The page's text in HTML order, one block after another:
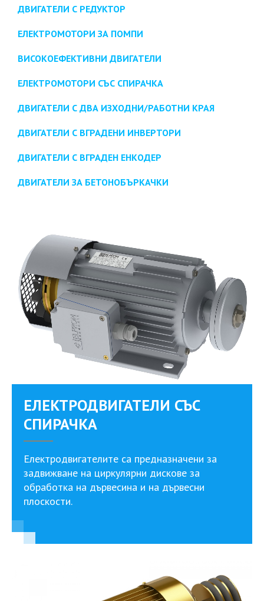
ДВИГАТЕЛИ С РЕДУКТОР
ЕЛЕКТРОМОТОРИ ЗА ПОМПИ
ВИСОКОЕФЕКТИВНИ ДВИГАТЕЛИ
ЕЛЕКТРОМОТОРИ СЪС СПИРАЧКА
ДВИГАТЕЛИ С ДВА ИЗХОДНИ/РАБОТНИ КРАЯ
ДВИГАТЕЛИ С ВГРАДЕНИ ИНВЕРТОРИ
ДВИГАТЕЛИ С ВГРАДЕН ЕНКОДЕР
ДВИГАТЕЛИ ЗА БЕТОНОБЪРКАЧКИ
ЕЛЕКТРОДВИГАТЕЛИ СЪС
СПИРАЧКА
Електродвигателите са предназначени за
задвижване на циркулярни дискове за
обработка на дървесина и на дървесни
плоскости.